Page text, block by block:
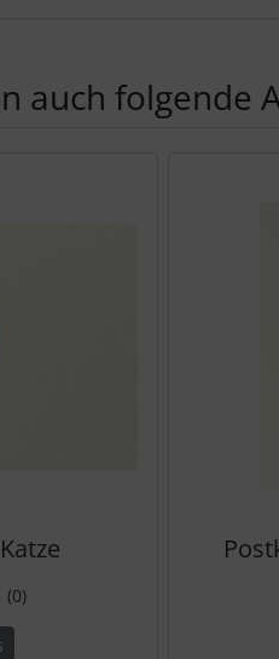
auch folgende
(0Bewertungen
)